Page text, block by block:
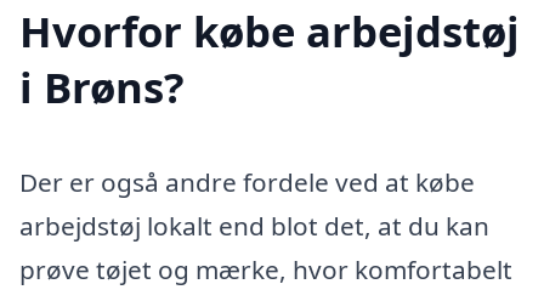
Hvorfor købe arbejdstøj
i Brøns?
Der er også andre fordele ved at købe
arbejdstøj lokalt end blot det, at du kan
prøve tøjet og mærke, hvor komfortabelt